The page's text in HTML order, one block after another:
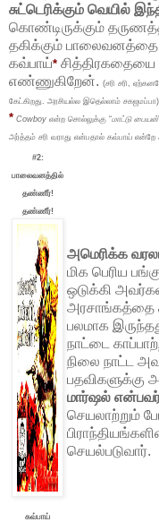
சுட்டெரிக்கும் வெயில்
கொண்டிருக்கும்
தகிக்கும்
கவ்பாய்* சித்திரகதையை
எண்ணுகிறேன். (சரி சரி,
கேட்கிறது. அரசியல்ல இதெல்லாம் சகஜமப்பா)
* Cowboy என்ற சொல்லுக்கு “மாட்டு பையன்
அர்த்தம் சரி வராது என்பதால் கவ்பாய்
#2:
பாலைவனத்தில்
தண்ணீர்!
தண்ணீர்!
கவ்பாய்
அமெரிக்க
மிக பெரிய
ஒடுக்கி
அரசாங்கத்தை
பலமாக
நாட்டை
நிலை நாட்ட
பதவிகளுக்கு
மார்ஷல்
செயலாற்றும்
செயல்படுவார்.